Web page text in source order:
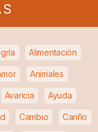
Alimentación
Animales
Avaricia Ayuda
Cambio Cariño